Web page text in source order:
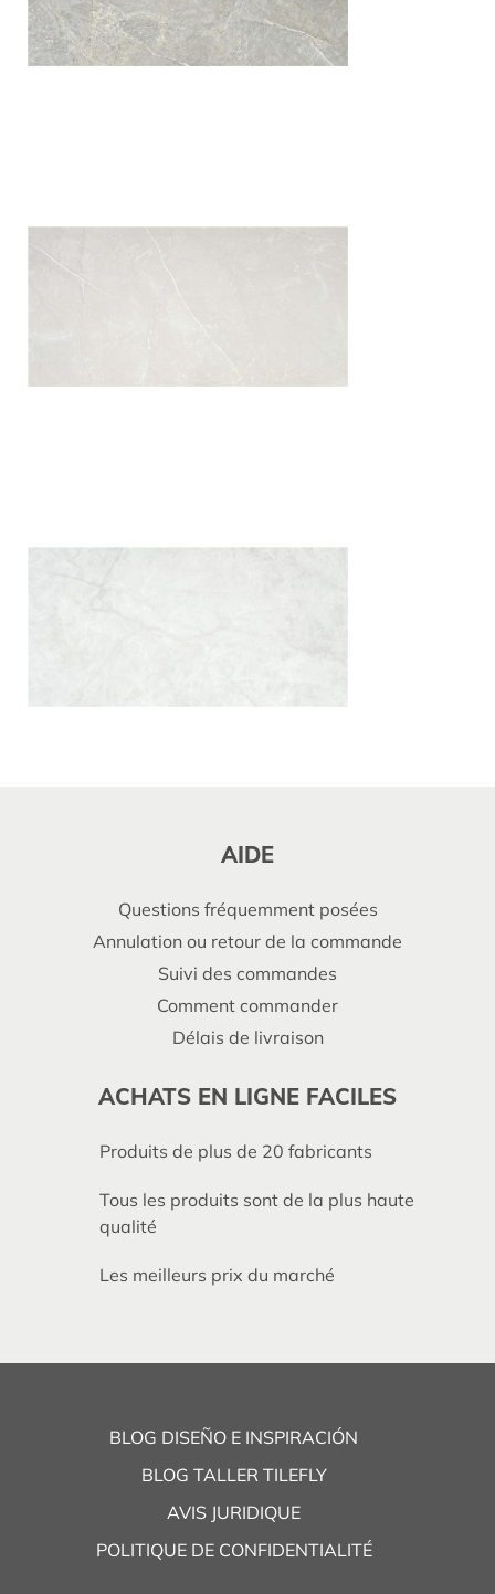
AIDE
Questions fréquemment posées
Annulation ou retour de la commande
Suivi des commandes
Comment commander
Délais de livraison
ACHATS EN LIGNE FACILES
Produits de plus de 20 fabricants
Tous les produits sont de la plus haute
qualité
Les meilleurs prix du marché
BLOG DISEÑO E INSPIRACIÓN
BLOG TALLER TILEFLY
AVIS JURIDIQUE
POLITIQUE DE CONFIDENTIALITÉ